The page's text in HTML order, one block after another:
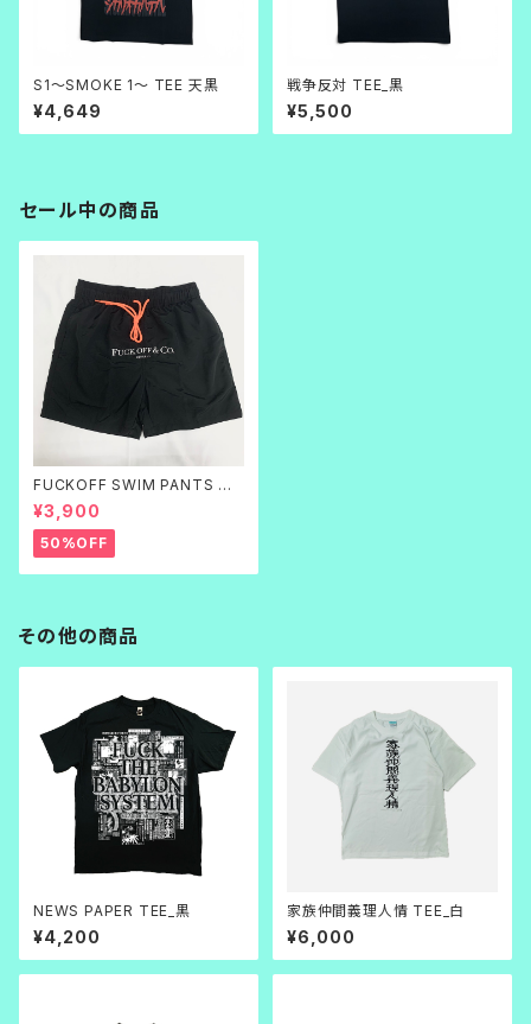
S1～SMOKE 1～ TEE 天黒
¥4,649
戦争反対 TEE_黒
¥5,500
セール中の商品
FUCKOFF SWIM PANTS 黒
刺繍
¥3,900
50%OFF
その他の商品
NEWS PAPER TEE_黒
¥4,200
家族仲間義理人情 TEE_白
¥6,000